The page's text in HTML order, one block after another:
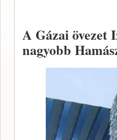
A Gázai övezet
nagyobb